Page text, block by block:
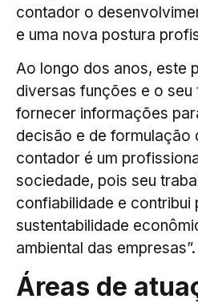
contador o
e uma nova postura
Ao longo dos anos, este
diversas funções e o seu
fornecer informações
decisão e de formulação
contador é um
sociedade, pois seu
confiabilidade e contribui
sustentabilidade
ambiental das empresas”.
Áreas de